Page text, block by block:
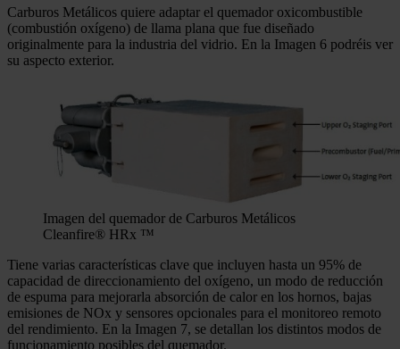
Carburos Metálicos quiere adaptar el quemador oxicombustible
(combustión oxígeno) de llama plana que fue diseñado
originalmente para la industria del vidrio. En la Imagen 6 podréis ver
su aspecto exterior.
Imagen del quemador de Carburos Metálicos
Cleanfire® HRx ™
Tiene varias características clave que incluyen hasta un 95% de
capacidad de direccionamiento del oxígeno, un modo de reducción
de espuma para mejorarla absorción de calor en los hornos, bajas
emisiones de NOx y sensores opcionales para el monitoreo remoto
del rendimiento. En la Imagen 7, se detallan los distintos modos de
funcionamiento posibles del quemador.